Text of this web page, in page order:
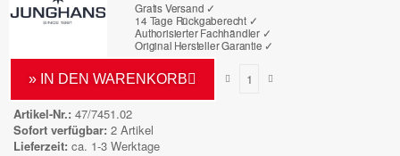
Gratis Versand ✓
14 Tage Rückgaberecht ✓
Authorisierter Fachhändler ✓
Original Hersteller Garantie ✓
» IN DEN WARENKORB
Artikel-Nr. 47/7451.02
Sofort verfügbar 2 Artikel
Lieferzeit ca. 1-3 Werktage